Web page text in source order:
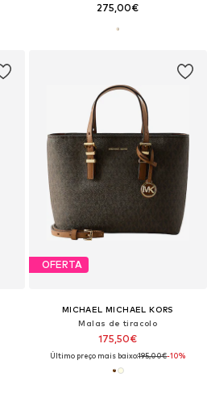
275,00€
OFERTA
MICHAEL MICHAEL KORS
Malas de tiracolo
175,50€
Último preço mais baixo:195,00€-10%